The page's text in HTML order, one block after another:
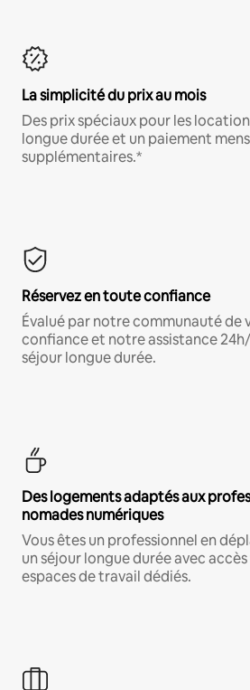
La simplicité du prix au mois
Des prix spéciaux pour les
longue durée et un paiement
supplémentaires.*
Réservez en toute confiance
Évalué par notre communauté de
confiance et notre assistance
séjour longue durée.
Des logements adaptés aux
nomades numériques
Vous êtes un professionnel en
un séjour longue durée avec
espaces de travail dédiés.